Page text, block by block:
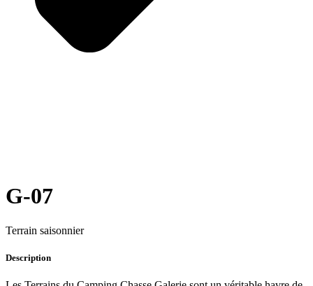
G-07
Terrain saisonnier
Description